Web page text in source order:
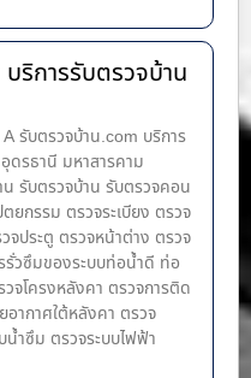
ริการรับตรวจบ้าน
รับตรวจบ้าน.com บริการ
ดรธานี มหาสารคาม
รับตรวจบ้าน รับตรวจคอน
ยกรรม ตรวจระเบียง ตรวจ
ประตู ตรวจหน้าต่าง​ ตรวจ
รั่วซึมของระบบท่อน้ำ​ดี ท่อ
จโครงหลังคา ตรวจการติด
อากาศใต้หลังคา ตรวจ
ำซึม ตรวจระบบไฟฟ้า